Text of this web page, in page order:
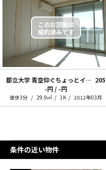
都立大学 青空仰ぐちょっとイイ部屋 205
-円 / -円
徒歩3分 29.9㎡ 1K 2012年03月
条件の近い物件